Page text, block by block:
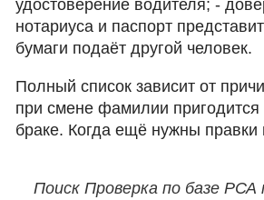
удостоверение водителя; -
нотариуса и паспорт
бумаги подаёт другой человек.
Полный список зависит от
при смене фамилии пригодится
браке. Когда ещё нужны правки
Поиск Проверка по базе РСА